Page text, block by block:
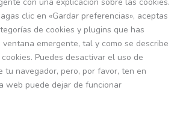
con una explicación sobre las cookies.
clic en «Gardar preferencias», aceptas
de cookies y plugins que has
emergente, tal y como se describe
Puedes desactivar el uso de
tu navegador, pero, por favor, ten en
web puede dejar de funcionar